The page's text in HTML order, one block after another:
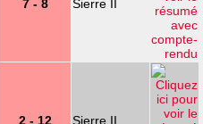
7 - 8 Sierre II
2 - 12 Sierre II